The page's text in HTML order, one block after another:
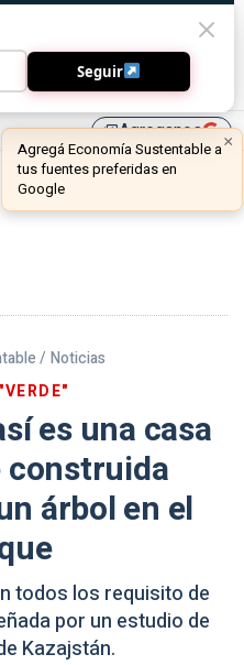
library_addAgreganos
/ Noticias
es una casa
árbol en el
todos los requisito de
por un estudio de
Kazajstán.
Seguir